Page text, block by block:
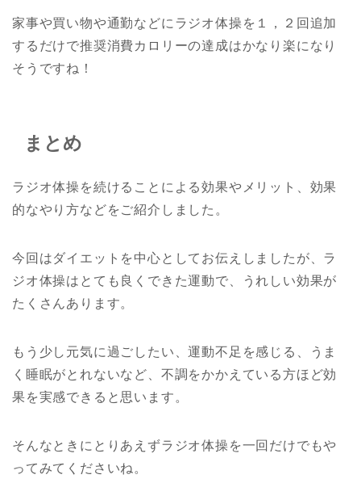
家事や買い物や通勤などにラジオ体操を１，２回追加
するだけで推奨消費カロリーの達成はかなり楽になり
そうですね！
まとめ
ラジオ体操を続けることによる効果やメリット、効果
的なやり方などをご紹介しました。
今回はダイエットを中心としてお伝えしましたが、ラ
ジオ体操はとても良くできた運動で、うれしい効果が
たくさんあります。
もう少し元気に過ごしたい、運動不足を感じる、うま
く睡眠がとれないなど、不調をかかえている方ほど効
果を実感できると思います。
そんなときにとりあえずラジオ体操を一回だけでもや
ってみてくださいね。